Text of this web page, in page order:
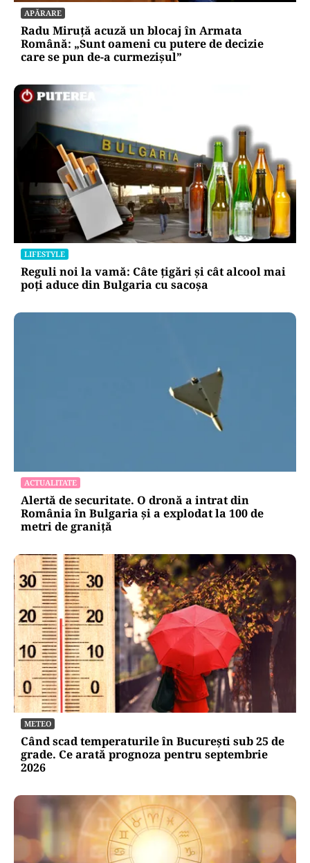
APĂRARE
Radu Miruță acuză un blocaj în Armata
Română: „Sunt oameni cu putere de decizie
care se pun de-a curmezișul”
LIFESTYLE
Reguli noi la vamă: Câte țigări și cât alcool mai
poți aduce din Bulgaria cu sacoșa
ACTUALITATE
Alertă de securitate. O dronă a intrat din
România în Bulgaria şi a explodat la 100 de
metri de graniţă
METEO
Când scad temperaturile în București sub 25 de
grade. Ce arată prognoza pentru septembrie
2026